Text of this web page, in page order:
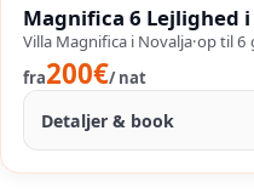
SALES
OP TIL−42%
Magnifica 6 Lejlighed
Villa Magnifica i Novalja·op til6
fra200€/nat
Detaljer & book